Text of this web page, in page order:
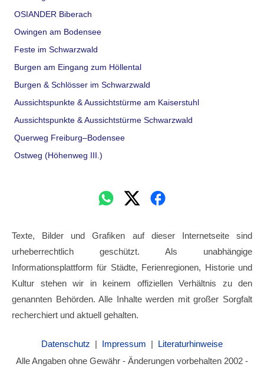
OSIANDER Biberach
Owingen am Bodensee
Feste im Schwarzwald
Burgen am Eingang zum Höllental
Burgen & Schlösser im Schwarzwald
Aussichtspunkte & Aussichtstürme am Kaiserstuhl
Aussichtspunkte & Aussichtstürme Schwarzwald
Querweg Freiburg–Bodensee
Ostweg (Höhenweg III.)
Texte, Bilder und Grafiken auf dieser Internetseite sind
urheberrechtlich geschützt. Als unabhängige
Informationsplattform für Städte, Ferienregionen, Historie und
Kultur stehen wir in keinem offiziellen Verhältnis zu den
genannten Behörden. Alle Inhalte werden mit großer Sorgfalt
recherchiert und aktuell gehalten.
Datenschutz | Impressum | Literaturhinweise
Alle Angaben ohne Gewähr - Änderungen vorbehalten 2002 -